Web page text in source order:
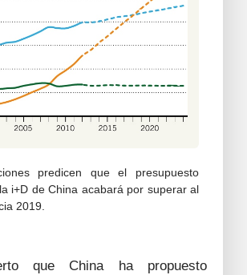
predicen que el presupuesto
i+D de China acabará por superar al
2019.
que China ha propuesto